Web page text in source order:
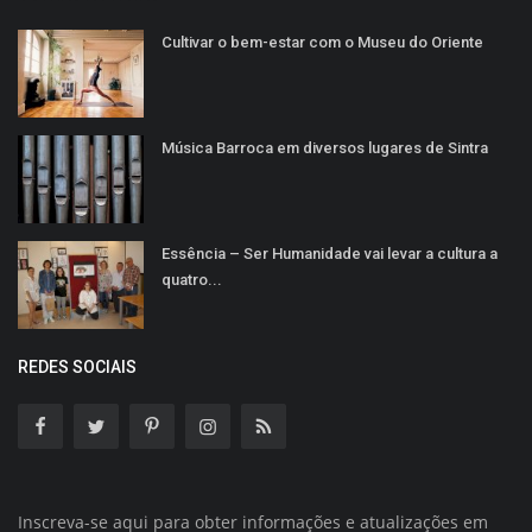
Cultivar o bem-estar com o Museu do Oriente
Música Barroca em diversos lugares de Sintra
Essência – Ser Humanidade vai levar a cultura a
quatro...
REDES SOCIAIS
Inscreva-se aqui para obter informações e atualizações em